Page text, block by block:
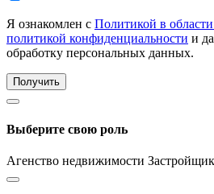
Я ознакомлен с Политикой в
политикой конфиденциальности и
обработку персональных данных.
Получить
Выберите свою роль
Агенство недвижимости Застройщик